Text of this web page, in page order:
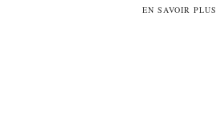
EN SAVOIR PLUS